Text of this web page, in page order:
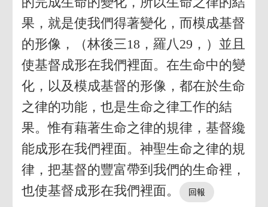
果，就是使我們得著變化，而模成基督
的形像，（林後三18，羅八29，）並且
使基督成形在我們裡面。在生命中的變
化，以及模成基督的形像，都在於生命
之律的功能，也是生命之律工作的結
果。惟有藉著生命之律的規律，基督纔
能成形在我們裡面。神聖生命之律的規
律，把基督的豐富帶到我們的生命裡，
也使基督成形在我們裡面。